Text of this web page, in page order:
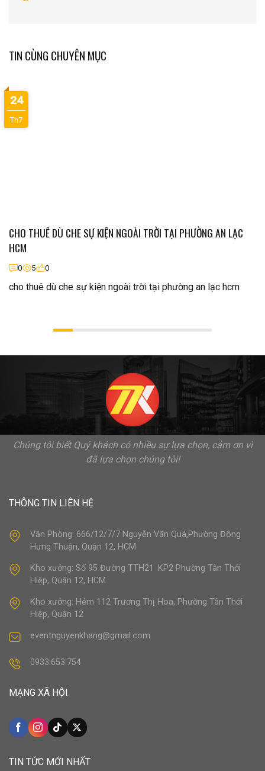
TIN CÙNG CHUYÊN MỤC
CHO THUÊ DÙ CHE SỰ KIỆN NGOÀI TRỜI TẠI PHƯỜNG AN LẠC
HCM
0 5 0
cho thuê dù che sự kiện ngoài trời tại phường an lạc hcm
24
Th7
Chúng tôi biết Quý khách có nhiều sự lựa chọn, cảm ơn vì
đã lựa chọn chúng tôi!
THÔNG TIN LIÊN HỆ
Văn Phòng: 666/12/7/7 Nguyễn Văn Quá,Phường Đông
Hưng Thuận, Quận 12, HCM
Kho xưởng: Số 95 Đường TTH21 .KP2 Phường Tân Thới
Hiệp, Quận 12, HCM
Kho xưởng: Hẻm 112 Trương Thị Hoa, Phường Tân Thới
Hiệp, Quận 12
eventnguyenkhang@gmail.com
0933.653.754
MẠNG XÃ HỘI
TIN TỨC MỚI NHẤT